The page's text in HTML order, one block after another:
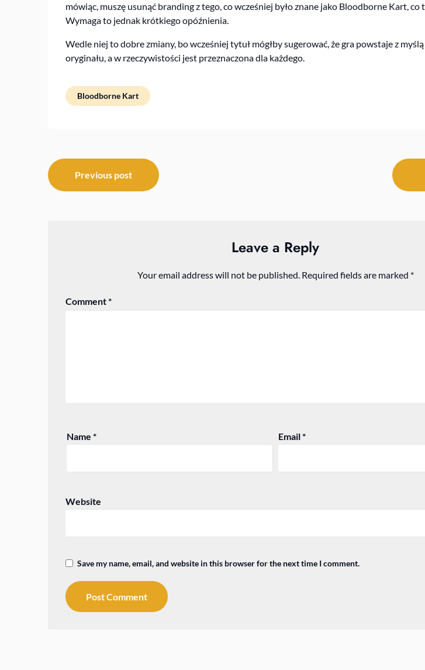
mówiąc, muszę usunąć branding z tego, co wcześniej było znane jako Bloodborne Kart, co
Wymaga to jednak krótkiego opóźnienia.
Wedle niej to dobre zmiany, bo wcześniej tytuł mógłby sugerować, że gra powstaje z
oryginału, a w rzeczywistości jest przeznaczona dla każdego.
Bloodborne Kart
Post
navigation
Previous post
Leave a Reply
Your email address will not be published. Required fields are marked *
Comment*
Name* Email*
Website
Save my name, email, and website in this browser for the next time I comment.